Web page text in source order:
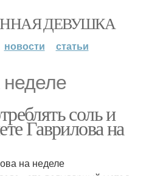
ДЕВУШКА
новости статьи
неделе
соль и
Гаврилова на
на неделе